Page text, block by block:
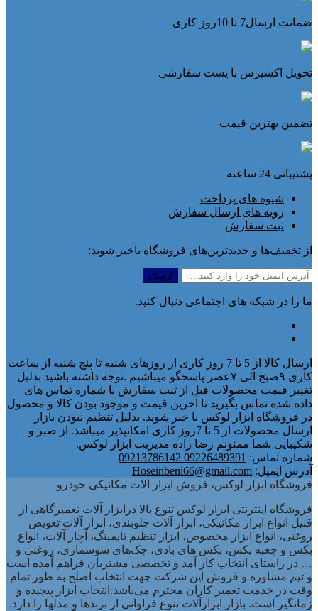
ضمانت ارسال7 تا 10روز کاری
تحویل اکسپرس با پست سفارشی
تضمین بهترین قیمت
پشتیبانی 24 ساعته
شیوه های پرداخت
رویه های ارسال سفارش
ثبت سفارش
از تخفیف‌ها و جدیدترین‌های فروشگاه باخبر شوید:
ما را در شبکه های اجتماعی دنبال کنید.
ارسال کالا از 5 تا 7 روز کاری از روزهای شنبه تا پنج شنبه از ساعت
کاری ۹صبح الی ۷عصر پاسخگو میباشیم .توجه داشته باشید بدلیل
تغییر قیمت محصولات قبل از ثبت سفارش با شماره تماس های
داده شده تماس بگیرید تا آخرین قیمت و موجود بودن کالا و محصول
در فروشگاه ابزار لوکس با خبر شوید. بدلیل تنظیم نبودن بازار
ارسال محصولات از 5 تا 7روز کاری امکانپذیر میباشد. از صبر و
شکیبایی شما ممنونم رضا زاده مدیریت ابزار لوکس.
شماره تماس: 09226489391 09213786142
آدرس ایمیل: Hoseinbeni66@gmail.com
فروشگاه ابزار لوکس، فروش ابزار آلات مکانیکی خودرو
فروشگاه اینترنتی ابزار لوکس تنوع بالا درابزار آلات تعمیرگاهی از
قبیل انواع ابزار مکانیکی، ابزار آلات جلوبندی، ابزار آلات تعویض
روغنی، انواع ابزار مخصوص، ابزار تنظیم تایمینگ، آچار آلات، انواع
بکس و جعبه بکس، بکس های بادی، جک‌های سوسماری، روغنی و
… در راستای انتخاب کار آمد و تخصصی مشتریان فراهم آمده است
و تیم مشاوره و فروش این شرکت جهت انتخاب اصلح به طور تمام
وقت در خدمت تعمیر کاران محترم می‌باشد.انتخاب ابزار پیچیده و
زمانگیر است. بازار ابزارآلات تنوع فراوانی از برندها و مدلها را دارد.